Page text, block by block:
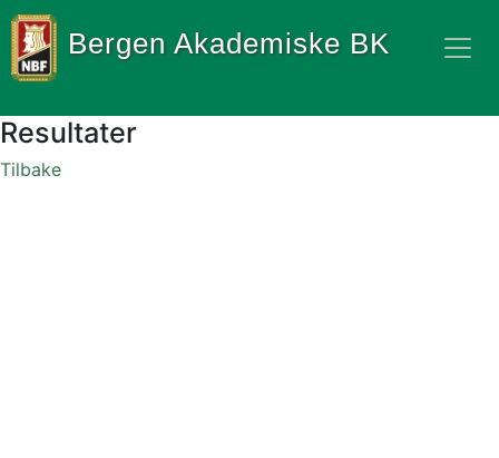
Bergen Akademiske BK
Resultater
Tilbake